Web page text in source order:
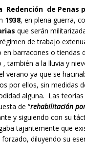
Redención de Penas
1938, en plena guerra,
que serán
de trabajo
en barracones o tiendas
también a la lluvia y
verano ya que se
por ellos, sin medidas
alguna. Las teorías
de “rehabilitación
y siguiendo con su
tajantemente que
diluyendo su